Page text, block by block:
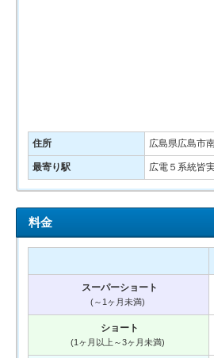
住所 広島県広島市
最寄り駅 広電５系統皆
料金
スーパーショート
(～1ヶ月未満)
ショート
(1ヶ月以上～3ヶ月未満)